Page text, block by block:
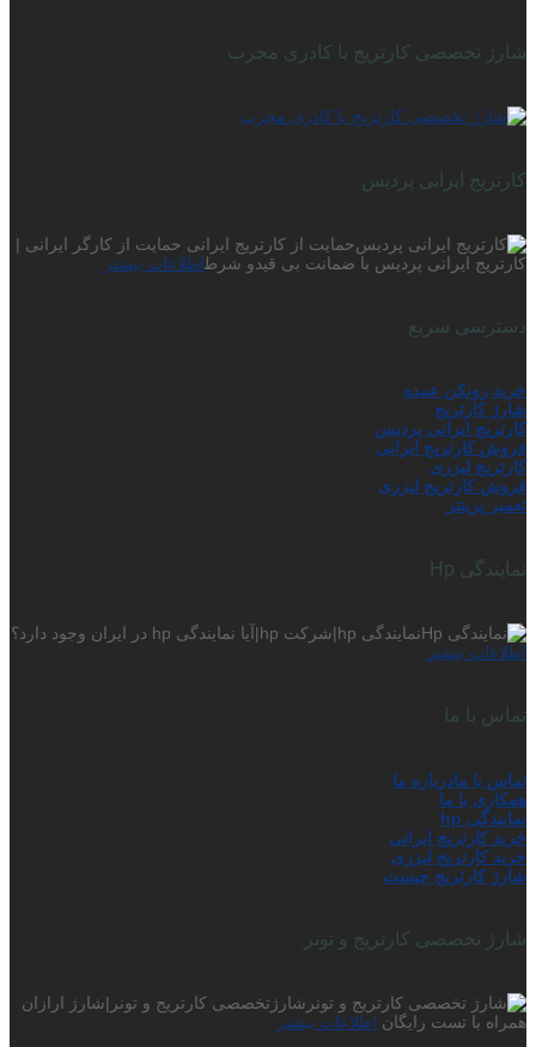
شارژ تخصصی کارتریج با کادری مجرب
کارتریج ایرانی پردیس
حمایت از کارتریج ایرانی حمایت از کارگر ایرانی |
کارتریج ایرانی پردیس با ضمانت بی قیدو شرطاطلاعات بیشتر
دسترسی سریع
خرید زونکن عمده
شارژ کارتریج
کارتریج ایرانی پردیس
فروش کارتریج ایرانی
کارتریج لیزری
فروش کارتریج لیزری
تعمیر پرینتر
نمایندگی Hp
نمایندگی hp|شرکت hp|آیا نمایندگی hp در ایران وجود دارد؟
اطلاعات بیشتر
تماس با ما
تماس با مادرباره ما
همکاری با ما
نمایندگی hp
خرید کارتریج ایرانی
خرید کارتریج لیزری
شارژ کارتریج چیست
شارژ تخصصی کارتریج و تونر
شارژتخصصی کارتریج و تونر|شارژ ارازان
همراه با تست رایگان
اطلاعات بیشتر